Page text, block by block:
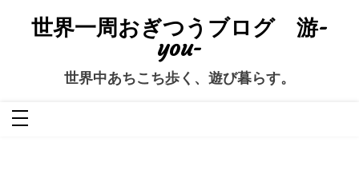
世界一周おぎつうブログ 游-
you-
世界中あちこち歩く、遊び暮らす。